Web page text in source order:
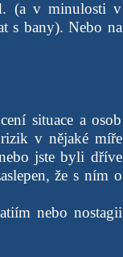
(a v minulosti v
s bany). Nebo na
situace a osob
v nějaké míře
jste byli dříve
že s ním o
nebo nostagii